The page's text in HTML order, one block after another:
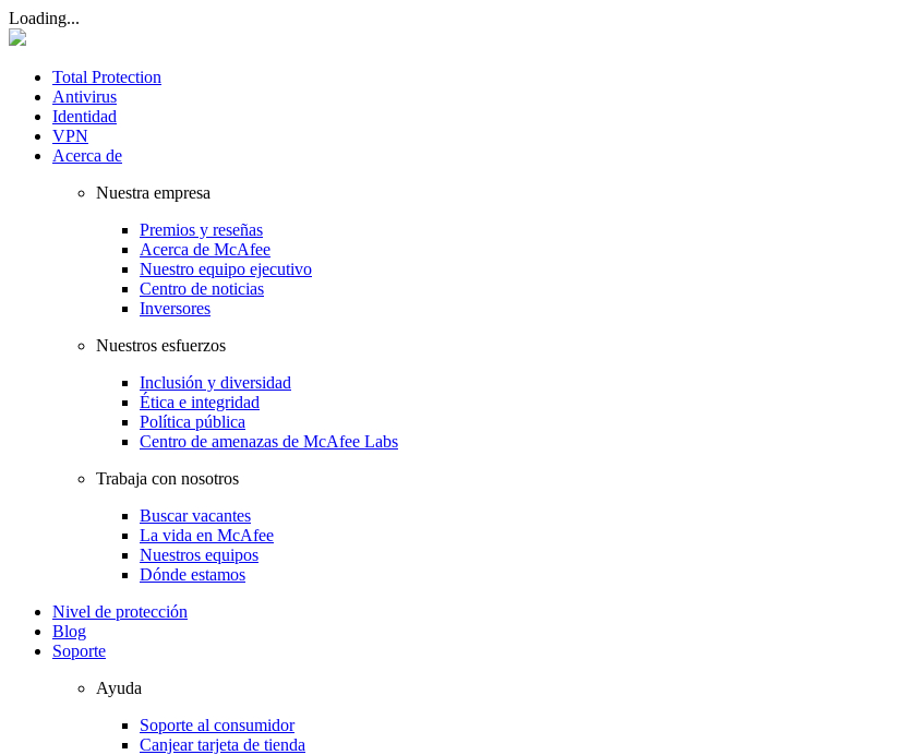
Loading...
Total Protection
Antivirus
Identidad
VPN
Acerca de
Nuestra empresa
Premios y reseñas
Acerca de McAfee
Nuestro equipo ejecutivo
Centro de noticias
Inversores
Nuestros esfuerzos
Inclusión y diversidad
Ética e integridad
Política pública
Centro de amenazas de McAfee Labs
Trabaja con nosotros
Buscar vacantes
La vida en McAfee
Nuestros equipos
Dónde estamos
Nivel de protección
Blog
Soporte
Ayuda
Soporte al consumidor
Canjear tarjeta de tienda